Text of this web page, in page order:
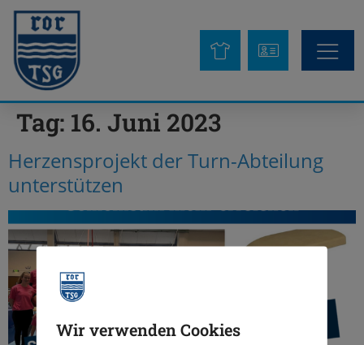
Tag: 16. Juni 2023
Herzensprojekt der Turn-Abteilung
unterstützen
Wir verwenden Cookies